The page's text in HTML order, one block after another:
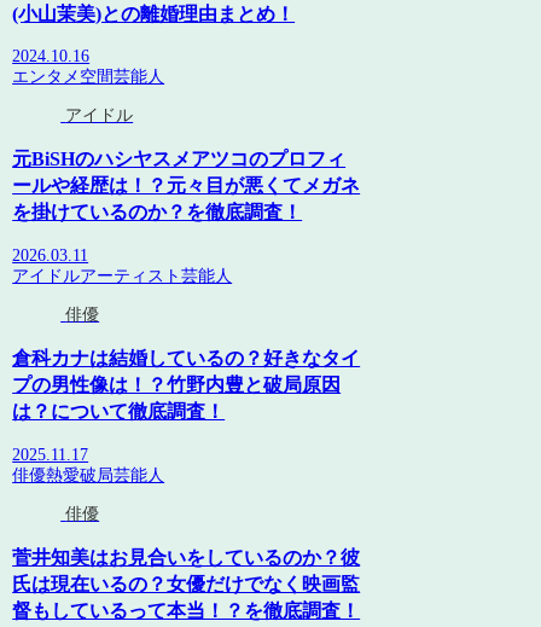
(小山茉美)との離婚理由まとめ！
2024.10.16
エンタメ空間芸能人
アイドル
元BiSHのハシヤスメアツコのプロフィ
ールや経歴は！？元々目が悪くてメガネ
を掛けているのか？を徹底調査！
2026.03.11
アイドルアーティスト芸能人
俳優
倉科カナは結婚しているの？好きなタイ
プの男性像は！？竹野内豊と破局原因
は？について徹底調査！
2025.11.17
俳優熱愛破局芸能人
俳優
菅井知美はお見合いをしているのか？彼
氏は現在いるの？女優だけでなく映画監
督もしているって本当！？を徹底調査！